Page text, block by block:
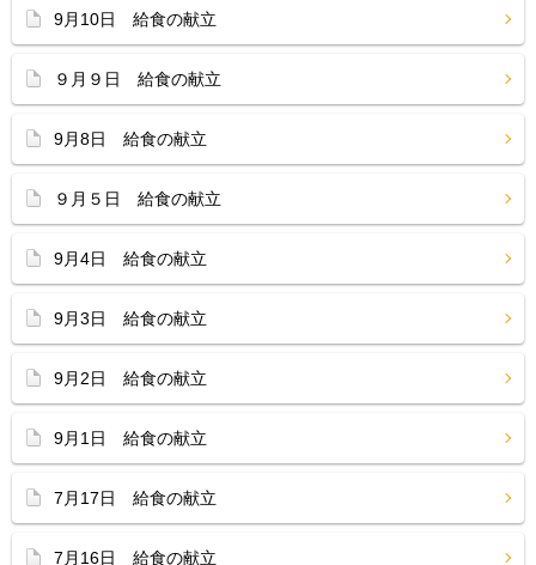
9月10日 給食の献立
９月９日 給食の献立
9月8日 給食の献立
９月５日 給食の献立
9月4日 給食の献立
9月3日 給食の献立
9月2日 給食の献立
9月1日 給食の献立
7月17日 給食の献立
7月16日 給食の献立